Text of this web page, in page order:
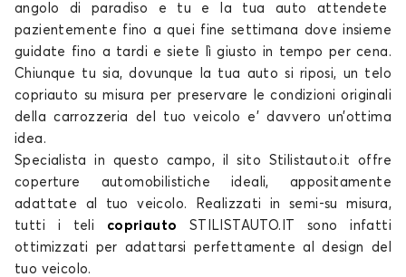
Telo copriauto per HONDA CR-Z
e
Telo copriauto per HONDA e
e:Ny1
angolo di paradiso e tu e la tuaauto
attendete
pazientemente fino a quei fine settimana dove insieme
guidate fino a tardi e siete lì giusto in tempo per cena.
Chiunque tu sia, dovunque la tua auto si riposi, un telo
copriauto su misura per preservare le condizioni originali
della carrozzeria del tuoveicolo e’ davvero un’ottima
idea.
Specialista in questo campo, ilsito Stilistauto.it offre
coperture automobilistiche ideali, appositamente
adattate al tuo veicolo. Realizzati in semi-su misura,
tutti i teli copriauto STILISTAUTO.ITsono infatti
ottimizzati per adattarsi perfettamente al design del
tuo veicolo.